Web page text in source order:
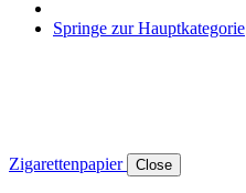
Springe zur Hauptkategorie
Zigarettenpapier Close